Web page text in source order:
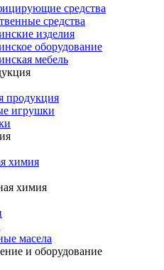
средства
средства
изделия
оборудование
мебель
продукция
игрушки
химия
химия
масела
и оборудование